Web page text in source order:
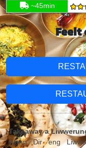
~45min
Feelt
Takeaway a
Wann Dir eng